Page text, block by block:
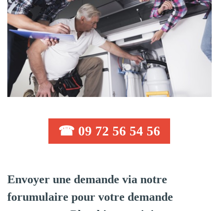
☎ 09 72 56 54 56
Envoyer une demande via notre
forumulaire pour votre demande